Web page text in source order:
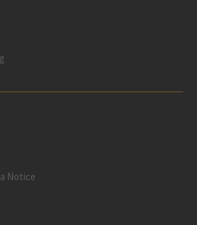
Notice